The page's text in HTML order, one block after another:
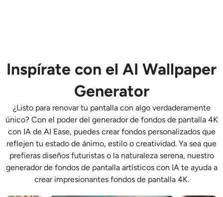
Herramientas de retrato
Cambiador de peinado
Cambiador de ropa
Bebé IA
Inspírate con el AI Wallpaper
Generator
¿Listo para renovar tu pantalla con algo verdaderamente
único? Con el poder del generador de fondos de pantalla 4K
con IA de AI Ease, puedes crear fondos personalizados que
reflejen tu estado de ánimo, estilo o creatividad. Ya sea que
prefieras diseños futuristas o la naturaleza serena, nuestro
generador de fondos de pantalla artísticos con IA te ayuda a
crear impresionantes fondos de pantalla 4K.